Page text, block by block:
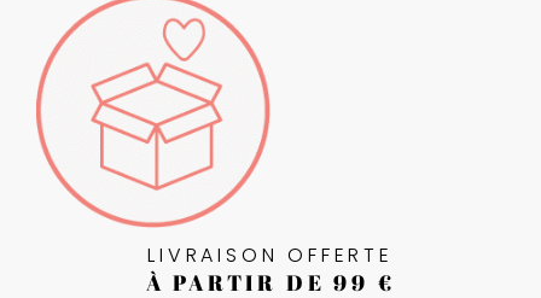
LIVRAISON OFFERTE
À PARTIR DE 99 €